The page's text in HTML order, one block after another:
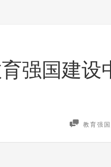
强国建设
教育强